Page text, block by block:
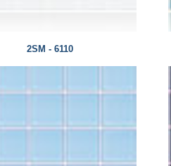
2SM - 6110